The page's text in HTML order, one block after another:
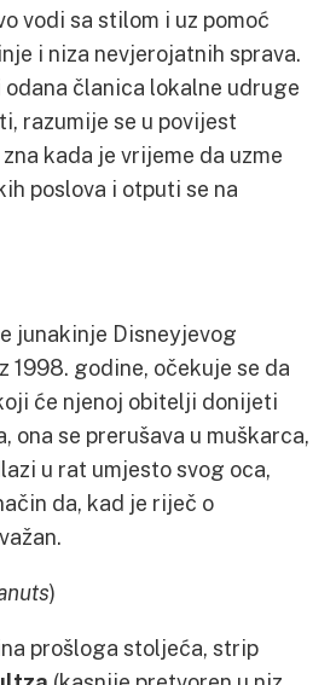
vodi sa stilom i uz pomoć
i niza nevjerojatnih sprava.
odana članica lokalne udruge
razumije se u povijest
kada je vrijeme da uzme
poslova i otputi se na
junakinje Disneyjevog
1998. godine, očekuje se da
će njenoj obitelji donijeti
ona se prerušava u muškarca,
u rat umjesto svog oca,
da, kad je riječ o
)
prošloga stoljeća, strip